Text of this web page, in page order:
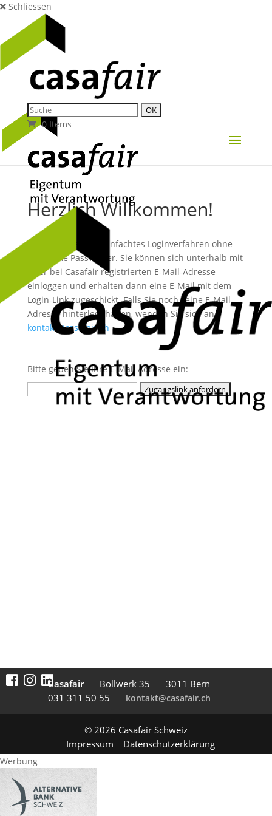
Schliessen
0 Items
Herzlich Willkommen!
Wir nutzen ein vereinfachtes Loginverfahren ohne
mühsame Passwörter. Sie können sich unterhalb mit
Ihrer bei Casafair registrierten E-Mail-Adresse
einloggen und erhalten dann eine E-Mail mit dem
Login-Link zugeschickt. Falls Sie noch keine E-Mail-
Adresse hinterlegt haben, wenden Sie sich an
kontakt@casafair.ch
Bitte geben Sie Ihre E-Mail Adresse ein:
Casafair Boll­werk 35
3011 Bern
031 311 50 55
kontakt@casafair.ch
© 2026 Casafair Schweiz
Impressum
Datenschutzerklärung
Werbung